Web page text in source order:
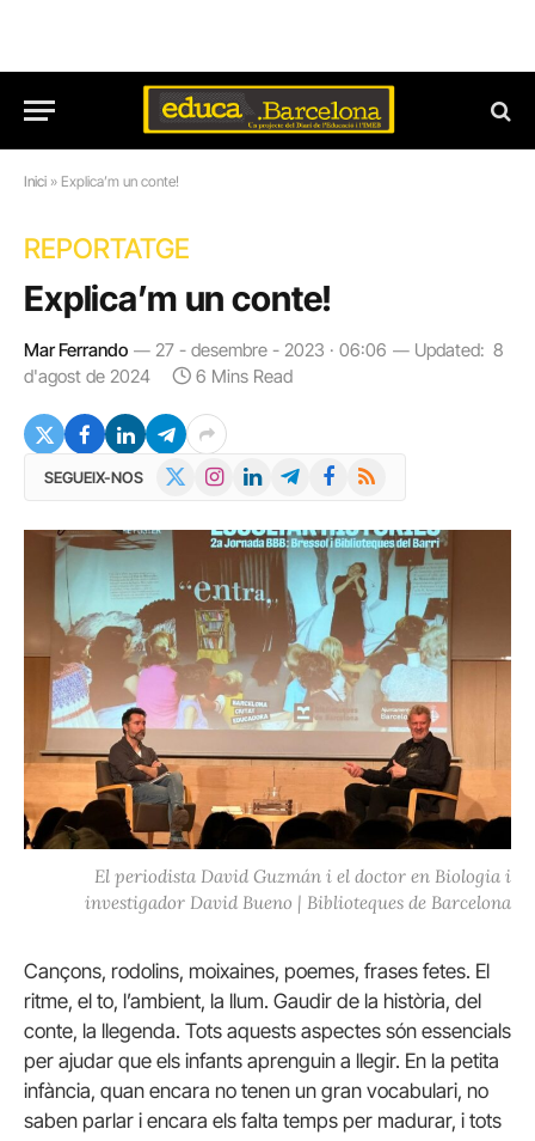
Inici » Explica’m un conte!
REPORTATGE
Explica’m un conte!
Mar Ferrando 27 - desembre - 2023 · 06:06 Updated: 8
d'agost de 2024
6 Mins Read
SEGUEIX-NOS InstagramLinkedInTelegramFacebook
RSS
El periodista David Guzmán i el doctor en Biologia i
investigador David Bueno | Biblioteques de Barcelona
Cançons, rodolins, moixaines, poemes, frases fetes. El
ritme, el to, l’ambient, la llum. Gaudir de la història, del
conte, la llegenda. Tots aquests aspectes són essencials
per ajudar que els infants aprenguin a llegir. En la petita
infància, quan encara no tenen un gran vocabulari, no
saben parlar i encara els falta temps per madurar, i tots